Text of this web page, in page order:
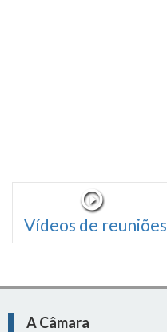
Vídeos de reuniões
A Câmara